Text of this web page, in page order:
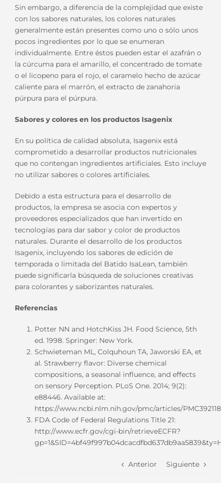
Sin embargo, a diferencia de la complejidad que existe
con los sabores naturales, los colores naturales
generalmente están presentes como uno o sólo unos
pocos ingredientes por lo que se enumeran
individualmente. Entre éstos pueden estar el azafrán o
la cúrcuma para el amarillo, el concentrado de tomate
o el licopeno para el rojo, el caramelo hecho de azúcar
caliente para el marrón, el extracto de zanahoria
púrpura para el púrpura.
Sabores y colores en los productos Isagenix
En su política de calidad absoluta, Isagenix está
comprometido a desarrollar productos nutricionales
que no contengan ingredientes artificiales. Esto incluye
no utilizar sabores o colores artificiales.
Debido a esta estructura para el desarrollo de
productos, la empresa se asocia con expertos y
proveedores especializados que han invertido en
tecnologías para dar sabor y color de productos
naturales. Durante el desarrollo de los productos
Isagenix, incluyendo los sabores de edición de
temporada o limitada del Batido IsaLean, también
puede significarla búsqueda de soluciones creativas
para colorantes y saborizantes naturales.
Referencias
Potter NN and HotchKiss JH. Food Science, 5th
ed. 1998. Springer: New York.
Schwieteman ML, Colquhoun TA, Jaworski EA, et
al. Strawberry flavor: Diverse chemical
compositions, a seasonal influence, and effects
on sensory Perception. PLoS One. 2014; 9(2):
e88446. Available at:
https://www.ncbi.nlm.nih.gov/pmc/articles/
FDA Code of Federal Regulations Title 21:
http://www.ecfr.gov/cgi-bin/retrieveECFR?
Anterior Siguiente